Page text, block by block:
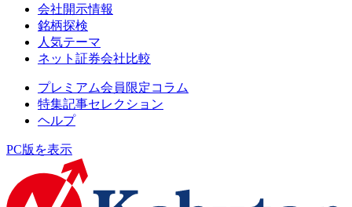
会社開示情報
銘柄探検
人気テーマ
ネット証券会社比較
プレミアム会員限定コラム
特集記事セレクション
ヘルプ
PC版を表示